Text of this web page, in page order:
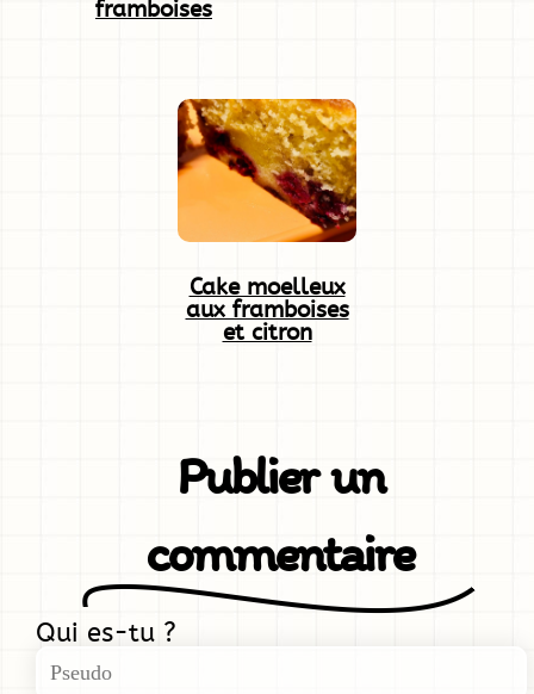
framboises
Cake moelleux
aux framboises
et citron
Publier un
commentaire
Qui es-tu ?